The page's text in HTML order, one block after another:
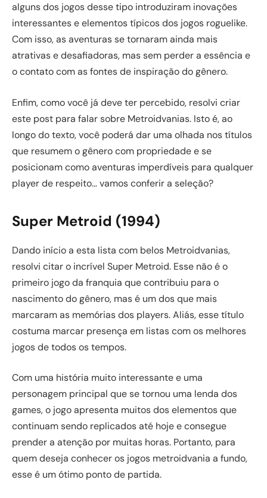
alguns dos jogos desse tipo introduziram inovações
interessantes e elementos típicos dos jogos roguelike.
Com isso, as aventuras se tornaram ainda mais
atrativas e desafiadoras, mas sem perder a essência e
o contato com as fontes de inspiração do gênero.
Enfim, como você já deve ter percebido, resolvi criar
este post para falar sobre Metroidvanias. Isto é, ao
longo do texto, você poderá dar uma olhada nos títulos
que resumem o gênero com propriedade e se
posicionam como aventuras imperdíveis para qualquer
player de respeito… vamos conferir a seleção?
Super Metroid (1994)
Dando início a esta lista com belos Metroidvanias,
resolvi citar o incrível Super Metroid. Esse não é o
primeiro jogo da franquia que contribuiu para o
nascimento do gênero, mas é um dos que mais
marcaram as memórias dos players. Aliás, esse título
costuma marcar presença em listas com os melhores
jogos de todos os tempos.
Com uma história muito interessante e uma
personagem principal que se tornou uma lenda dos
games, o jogo apresenta muitos dos elementos que
continuam sendo replicados até hoje e consegue
prender a atenção por muitas horas. Portanto, para
quem deseja conhecer os jogos metroidvania a fundo,
esse é um ótimo ponto de partida.